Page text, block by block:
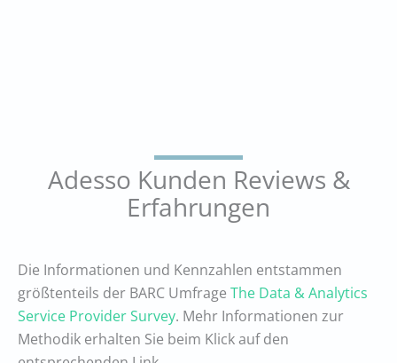
Adesso Kunden Reviews &
Erfahrungen
Die Informationen und Kennzahlen entstammen
größtenteils der BARC Umfrage The Data & Analytics
Service Provider Survey. Mehr Informationen zur
Methodik erhalten Sie beim Klick auf den